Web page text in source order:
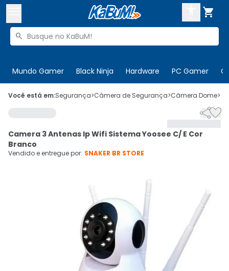

Buscar produtos

Mundo Gamer Black Ninja Hardware PC Gamer
 Olá. Acesse sua conta
 Departamentos
Cupons
Ativar tradutor em libras
CADASTRE-SE
Você está em:Segurança>Câmera de Segurança>Câmera Dome>

Camera 3 Antenas Ip Wifi Sistema Yoosee C/ E Cor
Branco
Vendido e entregue por: SNAKER BR STORE